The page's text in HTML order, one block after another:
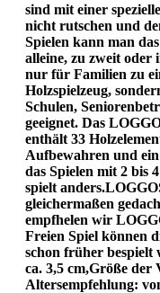
sind mit einer
nicht rutschen und
Spielen kann man
alleine, zu zweit oder
nur für Familien zu
Holzspielzeug,
Schulen,
geeignet. Das
enthält 33
Aufbewahren und
das Spielen mit 2 bis
spielt
gleichermaßen
empfhelen wir
Freien Spiel können
schon früher bespielt
ca. 3,5 cm,Größe der
Altersempfehlung: